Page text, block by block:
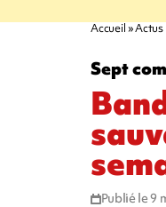
Accueil Actus
Sept
Publié le 9